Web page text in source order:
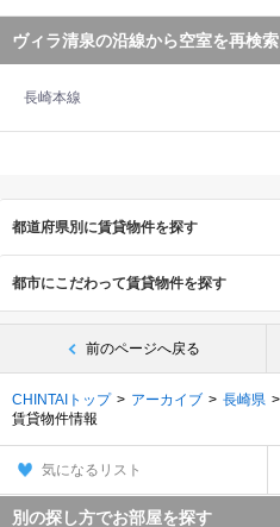
ヴィラ清泉の沿線から空室を再検索
長崎本線
都道府県別に賃貸物件を探す
都市にこだわって賃貸物件を探す
前のページへ戻る
CHINTAIトップ アーカイブ 長崎県
賃貸物件情報
気になるリスト
別の探し方でお部屋を探す